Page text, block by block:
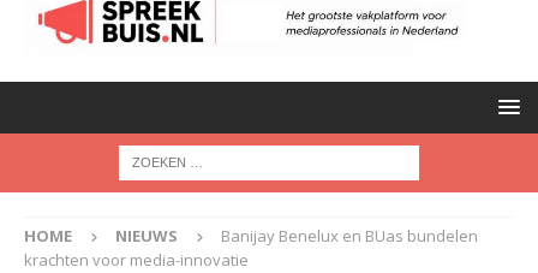
HOME NIEUWS
Banijay Benelux en BUas bundelen
krachten voor media-innovatie